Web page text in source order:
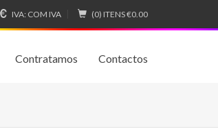
IVA: COM IVA (0) ITENS€0.00
Contratamos Contactos